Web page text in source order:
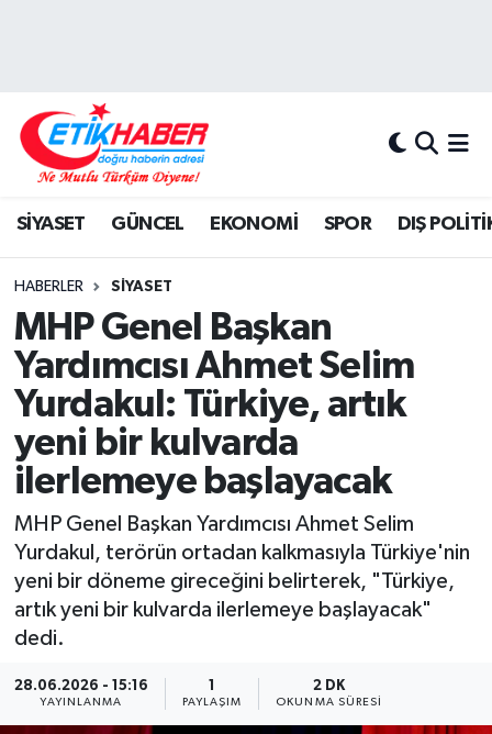
SİYASET GÜNCEL EKONOMİ SPOR DIŞ
HABERLER SİYASET
MHP Genel Başkan
Yardımcısı Ahmet Selim
Yurdakul: Türkiye, artık
yeni bir kulvarda
ilerlemeye başlayacak
MHP Genel Başkan Yardımcısı Ahmet Selim
Yurdakul, terörün ortadan kalkmasıyla Türkiye'nin
yeni bir döneme gireceğini belirterek, "Türkiye,
artık yeni bir kulvarda ilerlemeye başlayacak"
dedi.
28.06.2026 - 15:16
YAYINLANMA PAYLAŞIM
2 DK
OKUNMA SÜRESI
DIŞ POLİTİKA
KÖŞE YAZILARI
KÜLTÜR-SANAT-MAGAZİN
MEDYA
ÖZEL HABER
RÖPORTAJLAR
SAĞLIK
SİYASET
Hava Durumu
Tüm Manşetler
Son Dakika Haberleri
Haber Arşivi